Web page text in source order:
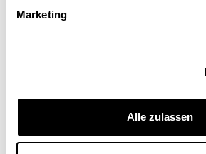
Marketing
Alle zulassen
Gerhard Schwarz
Dr. oec., Präsident der Progress